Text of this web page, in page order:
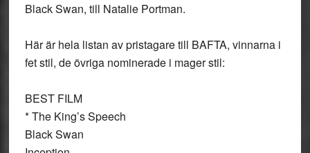
Black Swan, till Natalie Portman.
Här är hela listan av pristagare till BAFTA, vinnarna i
fet stil, de övriga nominerade i mager stil:
BEST FILM
* The King’s Speech
Black Swan